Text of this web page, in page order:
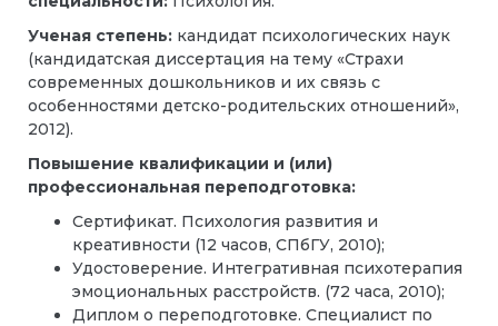
Ученая степень: кандидат психологических наук
(кандидатская диссертация на тему «Страхи
современных дошкольников и их связь с
особенностями детско-родительских отношений»,
2012).
Повышение квалификации и (или)
профессиональная переподготовка:
Сертификат. Психология развития и
креативности (12 часов, СПбГУ, 2010);
Удостоверение. Интегративная психотерапия
эмоциональных расстройств. (72 часа, 2010);
Диплом о переподготовке. Специалист по